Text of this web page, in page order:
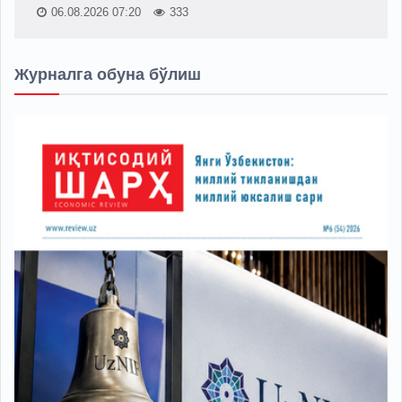
06.08.2026 07:20 333
Журналга обуна бўлиш